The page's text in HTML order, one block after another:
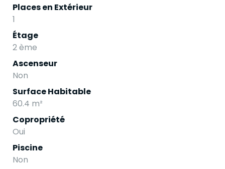
Places en Extérieur
1
Étage
2 ème
Ascenseur
Non
Surface Habitable
60.4 m²
Copropriété
Oui
Piscine
Non